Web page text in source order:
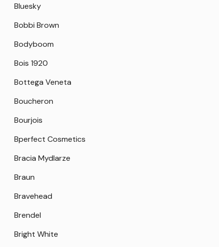
Bluesky
Bobbi Brown
Bodyboom
Bois 1920
Bottega Veneta
Boucheron
Bourjois
Bperfect Cosmetics
Bracia Mydlarze
Braun
Bravehead
Brendel
Bright White